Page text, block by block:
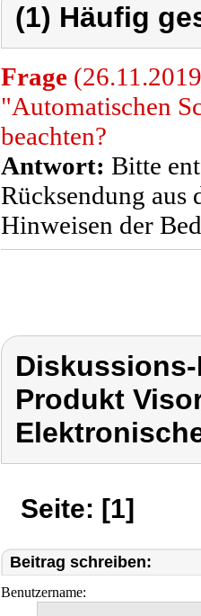
(1) Häufig
Frage
"Automatischen
beachten?
Antwort: Bitte
Rücksendung aus
Hinweisen der
Produkt
Seite: [1]
Beitrag schreiben:
Benutzername: